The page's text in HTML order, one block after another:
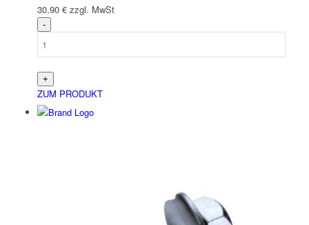
30,90 € zzgl. MwSt
ZUM PRODUKT